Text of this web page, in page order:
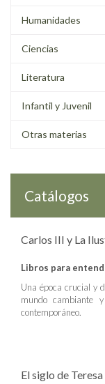
Humanidades
Ciencias
Literatura
Infantil y Juvenil
Otras materias
Catálogos
Carlos III y La
Libros para
Una época crucial y
mundo cambiante
contemporáneo.
El siglo de